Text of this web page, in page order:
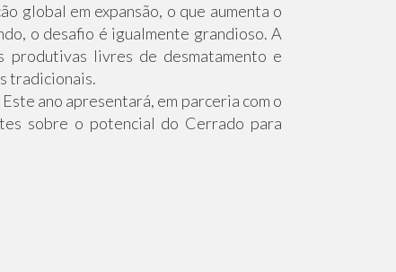
global em expansão, o que aumenta o
o desafio é igualmente grandioso. A
livres de desmatamento e
tradicionais.
ano apresentará, em parceria com o
sobre o potencial do Cerrado para